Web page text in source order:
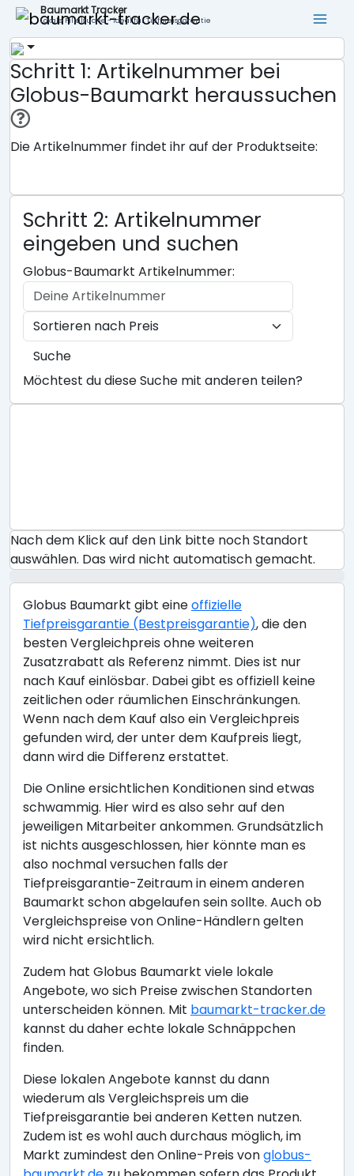
Baumarkt Tracker
Lokale Filialsuche - ideal für Tiefpreisgarantie
Schritt 1: Artikelnummer bei
Globus-Baumarkt heraussuchen
Die Artikelnummer findet ihr auf der Produktseite:
Schritt 2: Artikelnummer
eingeben und suchen
Globus-Baumarkt Artikelnummer:
Suche
Möchtest du diese Suche mit anderen teilen?
Nach dem Klick auf den Link bitte noch Standort
auswählen. Das wird nicht automatisch gemacht.
Globus Baumarkt gibt eineoffizielle
Tiefpreisgarantie (Bestpreisgarantie), die den
besten Vergleichpreis ohne weiteren
Zusatzrabatt als Referenz nimmt. Dies ist nur
nach Kauf einlösbar. Dabei gibt es offiziell keine
zeitlichen oder räumlichen Einschränkungen.
Wenn nach dem Kauf also ein Vergleichpreis
gefunden wird, der unter dem Kaufpreis liegt,
dann wird die Differenz erstattet.
Die Online ersichtlichen Konditionen sind etwas
schwammig. Hier wird es also sehr auf den
jeweiligen Mitarbeiter ankommen. Grundsätzlich
ist nichts ausgeschlossen, hier könnte man es
also nochmal versuchen falls der
Tiefpreisgarantie-Zeitraum in einem anderen
Baumarkt schon abgelaufen sein sollte. Auch ob
Vergleichspreise von Online-Händlern gelten
wird nicht ersichtlich.
Zudem hat Globus Baumarkt viele lokale
Angebote, wo sich Preise zwischen Standorten
unterscheiden können. Mit baumarkt-tracker.de
kannst du daher echte lokale Schnäppchen
finden.
Diese lokalen Angebote kannst du dann
wiederum als Vergleichspreis um die
Tiefpreisgarantie bei anderen Ketten nutzen.
Zudem ist es wohl auch durchaus möglich, im
Markt zumindest den Online-Preis vonglobus-